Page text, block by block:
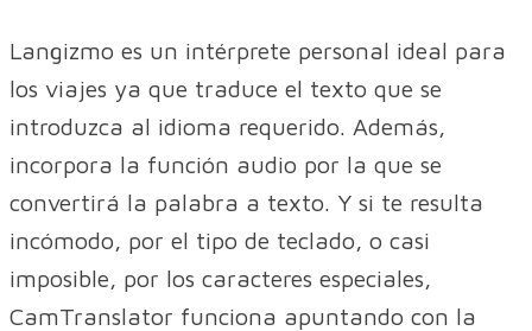
Langizmo es un intérprete personal ideal para
los viajes ya que traduce el texto que se
introduzca al idioma requerido. Además,
incorpora la función audio por la que se
convertirá la palabra a texto. Y si te resulta
incómodo, por el tipo de teclado, o casi
imposible, por los caracteres especiales,
CamTranslator funciona apuntando con la